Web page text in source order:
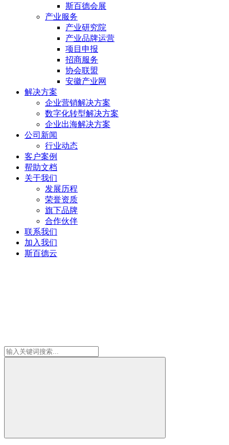
斯百德会展
产业服务
产业研究院
产业品牌运营
项目申报
招商服务
协会联盟
安徽产业网
解决方案
企业营销解决方案
数字化转型解决方案
企业出海解决方案
公司新闻
行业动态
客户案例
帮助文档
关于我们
发展历程
荣誉资质
旗下品牌
合作伙伴
联系我们
加入我们
斯百德云